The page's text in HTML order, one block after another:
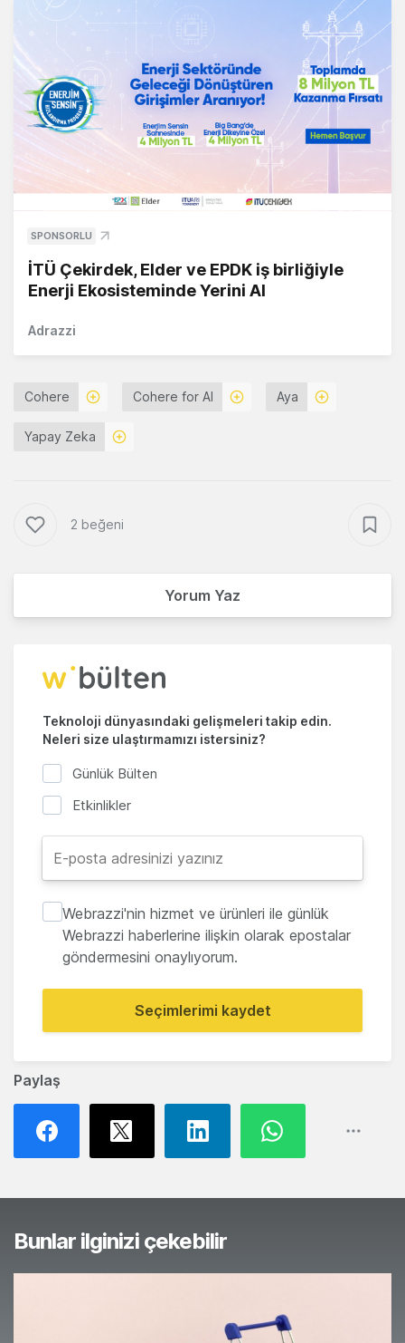
Paylaş
SPONSORLU
İTÜ Çekirdek, Elder ve EPDK iş birliğiyle
Enerji Ekosisteminde Yerini Al
Adrazzi
Cohere Cohere for AI Aya
Yapay Zeka
2 beğeni
Yorum Yaz
Teknoloji dünyasındaki gelişmeleri takip edin.
Neleri size ulaştırmamızı istersiniz?
Günlük Bülten
Etkinlikler
Webrazzi'nin hizmet ve ürünleri ile günlük
Webrazzi haberlerine ilişkin olarak epostalar
göndermesini onaylıyorum.
Seçimlerimi kaydet
Bunlar ilginizi çekebilir